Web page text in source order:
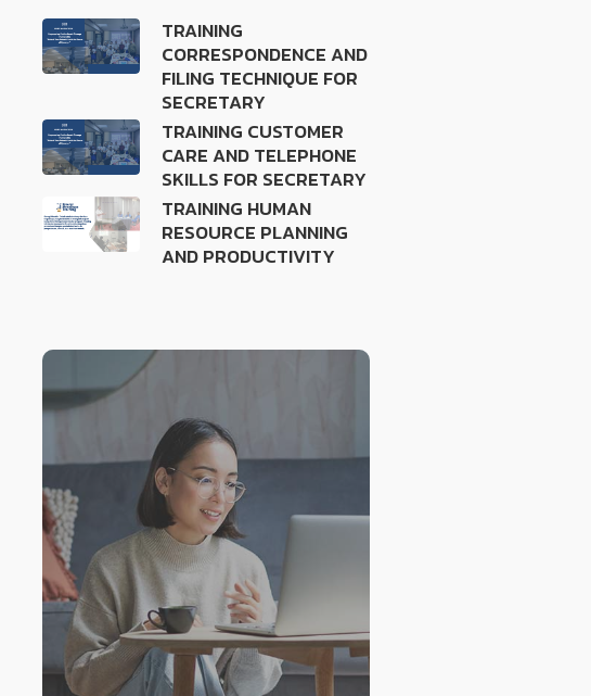
TRAINING
CORRESPONDENCE AND
FILING TECHNIQUE FOR
SECRETARY
TRAINING CUSTOMER
CARE AND TELEPHONE
SKILLS FOR SECRETARY
TRAINING HUMAN
RESOURCE PLANNING
AND PRODUCTIVITY